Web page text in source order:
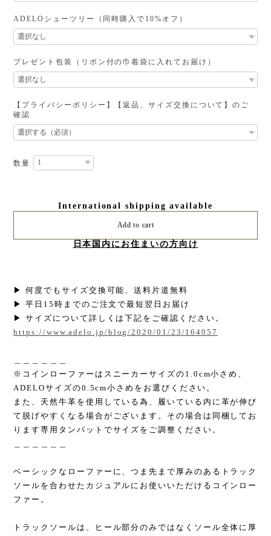
ADELOシューツリー（同時購入で10%オフ）
プレゼント包装（リボン付の巾着袋に入れてお届け）
【プライバシーポリシー】【返品、サイズ交換について】のご
確認
数量
International shipping available
Add to cart
日本国内にお住まいの方向け
▶︎ 何度でもサイズ交換可能、送料片道無料
▶︎ 平日15時までのご注文で最短翌日お届け
▶︎ サイズについて詳しくは下記をご確認ください。
https://www.adelo.jp/blog/2020/01/23/164057
※コインローファーはスニーカーサイズの1.0cm小さめ、
ADELOサイズの0.5cm小さめをお選びください。
また、天然牛革を使用している為、履いている内に革が伸び
て脱げやすくなる場合がございます。その場合は同梱してお
ります専用タンパットでサイズをご調整ください。
ベーシックなローファーに、つま先まで厚みのあるトラック
ソールを合わせたカジュアルにお使いいただけるコインロー
ファー。
トラックソールは、ヒール部分のみではなくソール全体に厚